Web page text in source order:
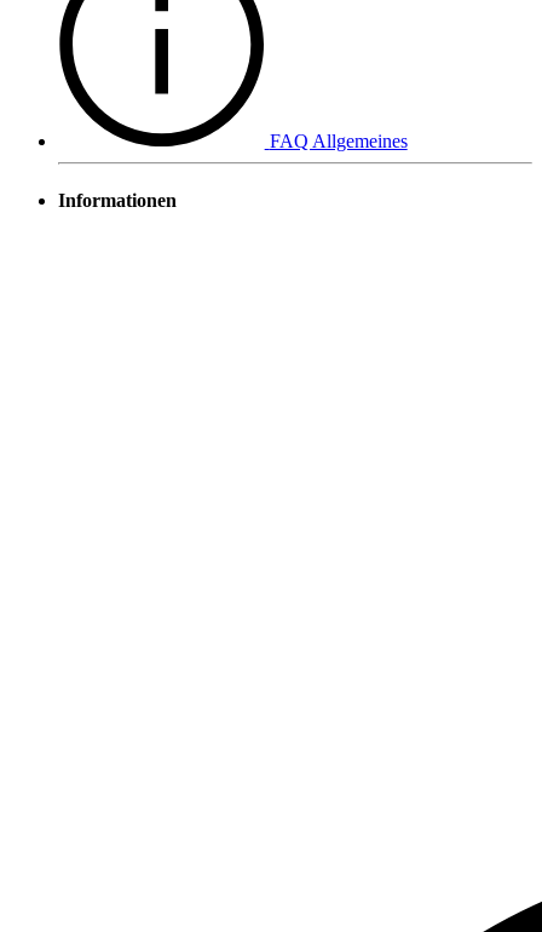
FAQ Allgemeines
Informationen